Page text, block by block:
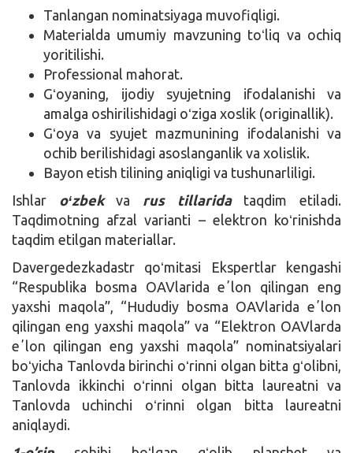
Tanlangan nominatsiyaga muvofiqligi.
Materialda umumiy mavzuning toʻliq va ochiq
yoritilishi.
Professional mahorat.
Gʻoyaning, ijodiy syujetning ifodalanishi va
amalga oshirilishidagi oʻziga xoslik (originallik).
Gʻoya va syujet mazmunining ifodalanishi va
ochib berilishidagi asoslanganlik va xolislik.
Bayon etish tilining aniqligi va tushunarliligi.
Ishlar oʻzbek va rus tillaridataqdim etiladi.
Taqdimotning afzal varianti – elektron koʻrinishda
taqdim etilgan materiallar.
Davergedezkadastr qoʻmitasi Ekspertlar kengashi
“Respublika bosma OAVlarida eʼlon qilingan eng
yaxshi maqola”, “Hududiy bosma OAVlarida eʼlon
qilingan eng yaxshi maqola” va “Elektron OAVlarda
eʼlon qilingan eng yaxshi maqola” nominatsiyalari
boʻyicha Tanlovda birinchi oʻrinni olgan bitta gʻolibni,
Tanlovda ikkinchi oʻrinni olgan bitta laureatni va
Tanlovda uchinchi oʻrinni olgan bitta laureatni
aniqlaydi.